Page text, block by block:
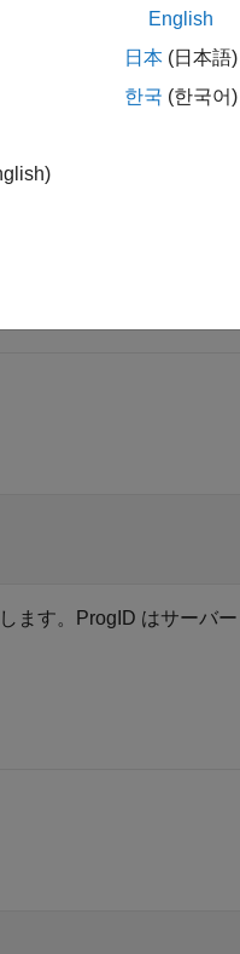
ます。ProgID はサーバ
English
日本 (日本語)
한국 (한국어)